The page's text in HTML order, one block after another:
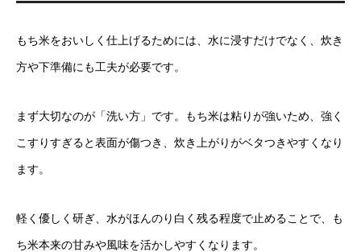
もち米をおいしく仕上げるためには、水に浸すだけでなく、炊き
方や下準備にも工夫が必要です。
まず大切なのが「洗い方」です。もち米は粘りが強いため、強く
こすりすぎると表面が傷つき、炊き上がりがベタつきやすくなり
ます。
軽く優しく研ぎ、水がほんのり白く残る程度で止めることで、も
ち米本来の甘みや風味を活かしやすくなります。